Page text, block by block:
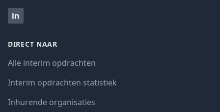
in
DIRECT NAAR
Alle interim opdrachten
Interim opdrachten statistiek
Inhurende organisaties